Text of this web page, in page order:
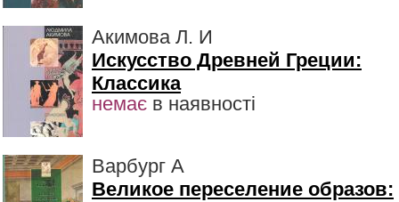
Акимова Л. И
Искусство Древней Греции:
Классика
немає в наявності
Варбург А
Великое переселение образов: